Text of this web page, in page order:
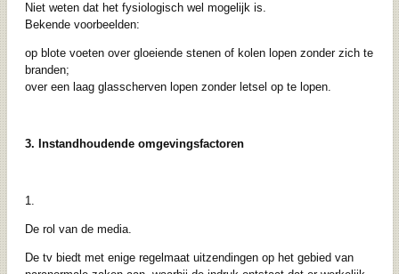
Niet weten dat het fysiologisch wel mogelijk is.
Bekende voorbeelden:
op blote voeten over gloeiende stenen of kolen lopen zonder zich te
branden;
over een laag glasscherven lopen zonder letsel op te lopen.
3. Instandhoudende omgevingsfactoren
1.
De rol van de media.
De tv biedt met enige regelmaat uitzendingen op het gebied van